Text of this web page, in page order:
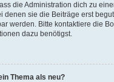
die Administration dich zu
denen sie die Beiträge erst
werden. Bitte kontaktiere die
dazu benötigst.
Thema als neu?